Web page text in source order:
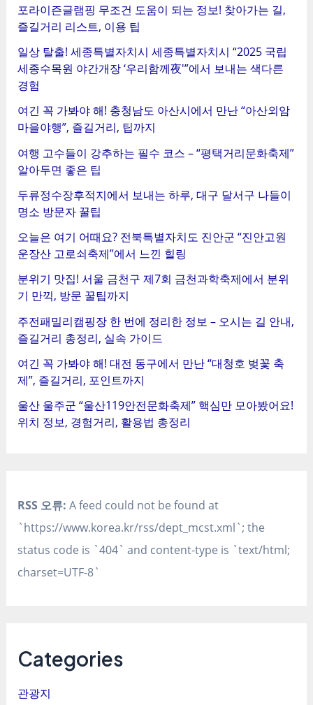
포라이즌글램핑 무조건 도움이 되는 정보! 찾아가는 길,
즐길거리 리스트, 이용 팁
일상 탈출! 세종특별자치시 세종특별자치시 “2025 국립
세종수목원 야간개장 ‘우리함께夜'”에서 보내는 색다른
경험
여긴 꼭 가봐야 해! 충청남도 아산시에서 만난 “아산외암
마을야행”, 즐길거리, 팁까지
여행 고수들이 강추하는 필수 코스 – “평택거리문화축제”
알아두면 좋은 팁
두류정수장후적지에서 보내는 하루, 대구 달서구 나들이
명소 방문자 꿀팁
오늘은 여기 어때요? 전북특별자치도 진안군 “진안고원
운장산 고로쇠축제”에서 느낀 힐링
분위기 맛집! 서울 금천구 제7회 금천과학축제에서 분위
기 만끽, 방문 꿀팁까지
주전패밀리캠핑장 한 번에 정리한 정보 – 오시는 길 안내,
즐길거리 총정리, 실속 가이드
여긴 꼭 가봐야 해! 대전 동구에서 만난 “대청호 벚꽃 축
제”, 즐길거리, 포인트까지
울산 울주군 “울산119안전문화축제” 핵심만 모아봤어요!
위치 정보, 경험거리, 활용법 총정리
RSS 오류: A feed could not be found at
`https://www.korea.kr/rss/dept_mcst.xml`; the
status code is `404` and content-type is `text/html;
charset=UTF-8`
Categories
관광지